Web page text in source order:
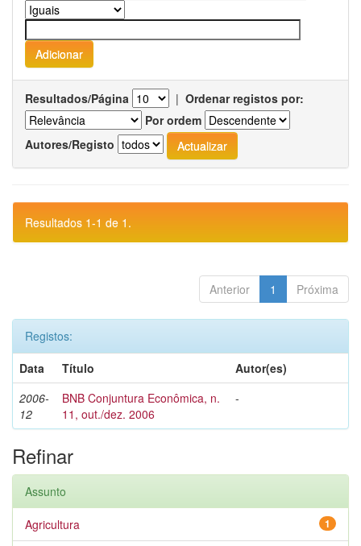
Resultados/Página | Ordenar registos por:
Por ordem
Autores/Registo
Resultados 1-1 de 1.
Anterior 1 Próxima
Registos:
Data
Título
Autor(es)
2006-
12
BNB Conjuntura Econômica, n.
11, out./dez. 2006
-
Refinar
Assunto
1
Agricultura